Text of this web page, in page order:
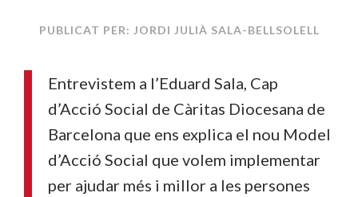
PUBLICAT PER: JORDI JULIÀ SALA-BELLSOLELL
Entrevistem a l’Eduard Sala, Cap
d’Acció Social de Càritas Diocesana de
Barcelona que ens explica el nou Model
d’Acció Social que volem implementar
per ajudar més i millor a les persones